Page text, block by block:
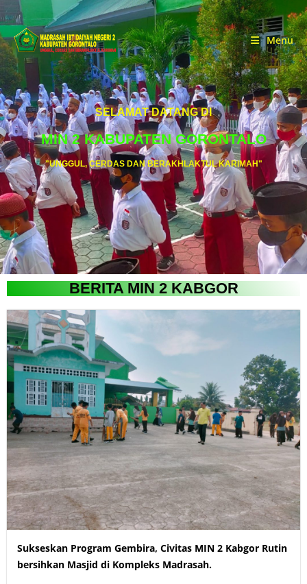
Menu
SELAMAT DATANG DI
MIN 2 KABUPATEN GORONTALO
"UNGGUL, CERDAS DAN BERAKHLAKTUL KARIMAH"
BERITA MIN 2 KABGOR
Sukseskan Program Gembira, Civitas MIN 2 Kabgor Rutin
bersihkan Masjid di Kompleks Madrasah.